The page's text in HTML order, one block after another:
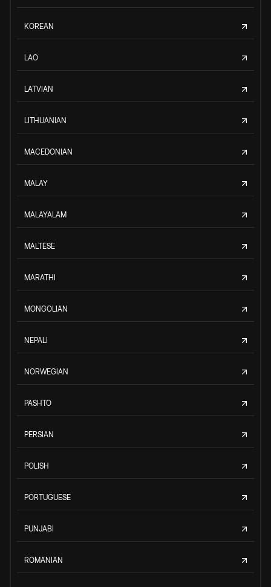
KOREAN
LAO
LATVIAN
LITHUANIAN
MACEDONIAN
MALAY
MALAYALAM
MALTESE
MARATHI
MONGOLIAN
NEPALI
NORWEGIAN
PASHTO
PERSIAN
POLISH
PORTUGUESE
PUNJABI
ROMANIAN